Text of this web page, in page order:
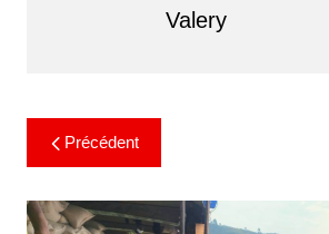
Valery
Précédent